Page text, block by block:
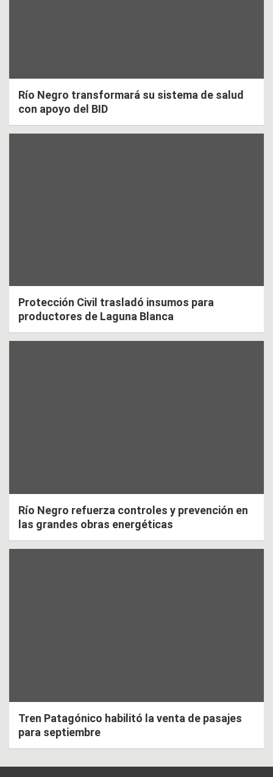
Río Negro transformará su sistema de salud
con apoyo del BID
Protección Civil trasladó insumos para
productores de Laguna Blanca
Río Negro refuerza controles y prevención en
las grandes obras energéticas
Tren Patagónico habilitó la venta de pasajes
para septiembre